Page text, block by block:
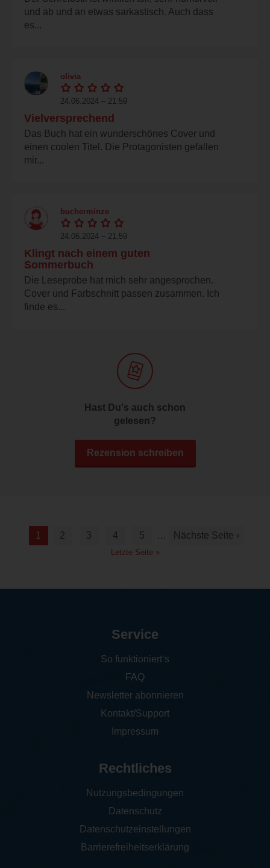
und ab und an etwas sarkastisch. Auch dass
es...
olivia
24.06.2024 – 21:59
Vielversprechend
Das Buch hat ein wunderschönes Cover und
einen coolen Titel. Die Protagonisten gefallen
mir...
bucherminze
24.06.2024 – 21:59
Klingt nach einem guten
Sommerbuch
Die Leseprobe hat mich sehr angesprochen.
Cover und Farbschnitt passen zusammen. Ich
finde es...
Hast Du's auch schon
gelesen?
Rezension schreiben
1 2 3 4 5 … Nächste Seite ›
Letzte Seite »
Service
So funktioniert‘s
FAQ
Newsletter abonnieren
Kontakt/Support
Impressum
Rechtliches
Nutzungsbedingungen
Datenschutz
Datenschutzeinstellungen
Barrierefreiheitserklärung